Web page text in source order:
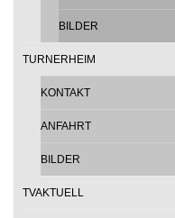
BILDER
TURNERHEIM
KONTAKT
ANFAHRT
BILDER
TVAKTUELL